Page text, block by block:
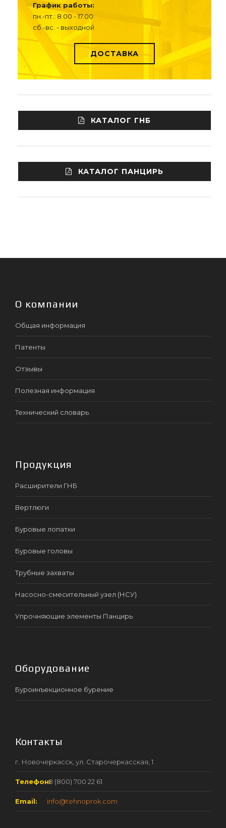
График работы:
пн.-пт.: 8.00 - 17.00
сб.-вс. - выходной
ДОСТАВКА
КАТАЛОГ ГНБ
КАТАЛОГ ПАНЦИРЬ
О компании
Общая информация
Патенты
Отзывы
Полезная информация
Технический словарь
Продукция
Расширители ГНБ
Вертлюги
Буровые лопатки
Буровые головы
Трубные захваты
Насосно-смесительный узел (НСУ)
Упрочняющие элементы Панцирь
Оборудование
Буроинъекционное бурение
Контакты
г. Новочеркасск, ул. Старочеркасская, 1
Телефон:8 (800) 700 22 61
Email: info@tehnoprok.com